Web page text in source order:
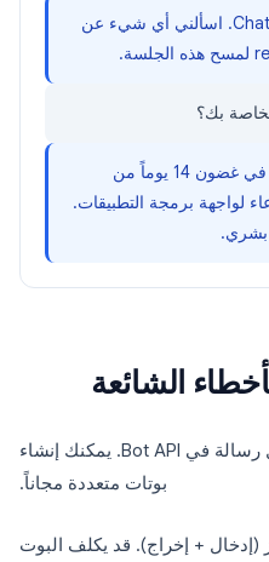
مرحباً. أنا متصل بـ ChatGPT. اسألني أي شيء عن
بك؟
عمليات الاسترداد متاحة في غضون 14 يوماً من
لم تتجاوز 100 استدعاء لواجهة برمجة التطبيقات.
بشري.
الشائعة
لا توجد رسوم لكل رسالة في Bot API. يمكنك إنشاء
بوتات متعددة مجاناً.
(إدخال + إخراج). قد يكلف البوت